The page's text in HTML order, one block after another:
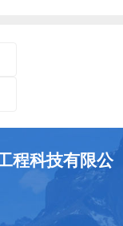
程科技有限公